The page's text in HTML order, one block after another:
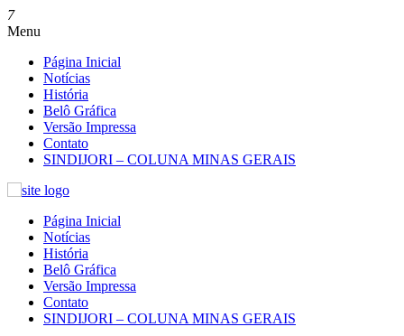
7
Menu
Página Inicial
Notícias
História
Belô Gráfica
Versão Impressa
Contato
SINDIJORI – COLUNA MINAS GERAIS
Página Inicial
Notícias
História
Belô Gráfica
Versão Impressa
Contato
SINDIJORI – COLUNA MINAS GERAIS